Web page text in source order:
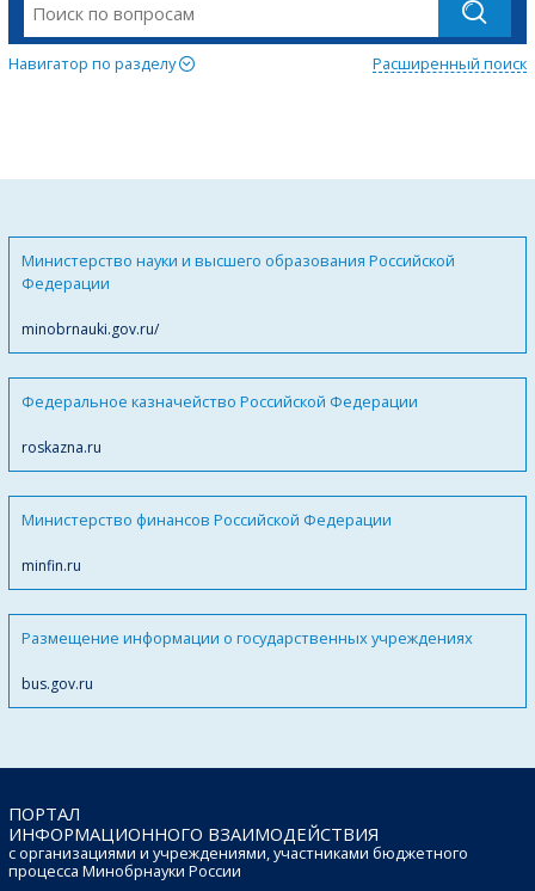
Навигатор по разделу Расширенный поиск
Министерство науки и высшего образования Российской
Федерации
minobrnauki.gov.ru/
Федеральное казначейство Российской Федерации
roskazna.ru
Министерство финансов Российской Федерации
minfin.ru
Размещение информации о государственных учреждениях
bus.gov.ru
ПОРТАЛ
ИНФОРМАЦИОННОГО ВЗАИМОДЕЙСТВИЯ
с организациями и учреждениями, участниками бюджетного
процесса Минобрнауки России